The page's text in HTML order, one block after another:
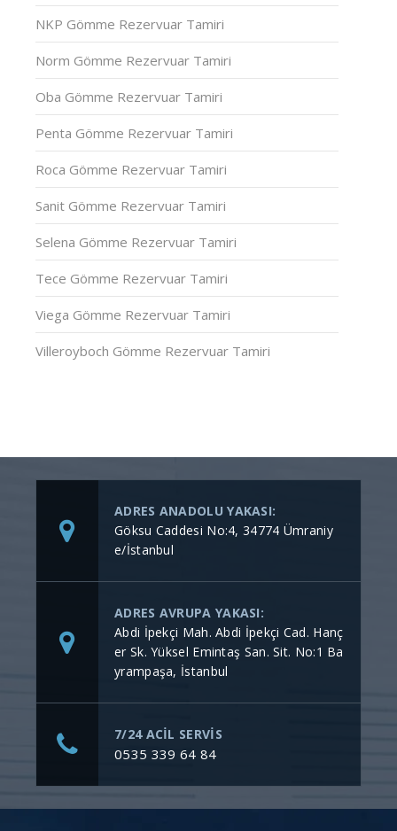
NKP Gömme Rezervuar Tamiri
Norm Gömme Rezervuar Tamiri
Oba Gömme Rezervuar Tamiri
Penta Gömme Rezervuar Tamiri
Roca Gömme Rezervuar Tamiri
Sanit Gömme Rezervuar Tamiri
Selena Gömme Rezervuar Tamiri
Tece Gömme Rezervuar Tamiri
Viega Gömme Rezervuar Tamiri
Villeroyboch Gömme Rezervuar Tamiri
ADRES ANADOLU YAKASI:
Göksu Caddesi No:4, 34774 Ümraniy
e/İstanbul
ADRES AVRUPA YAKASI:
Abdi İpekçi Mah. Abdi İpekçi Cad. Hanç
er Sk. Yüksel Emintaş San. Sit. No:1 Ba
yrampaşa, İstanbul
7/24 ACİL SERVİS
0535 339 64 84